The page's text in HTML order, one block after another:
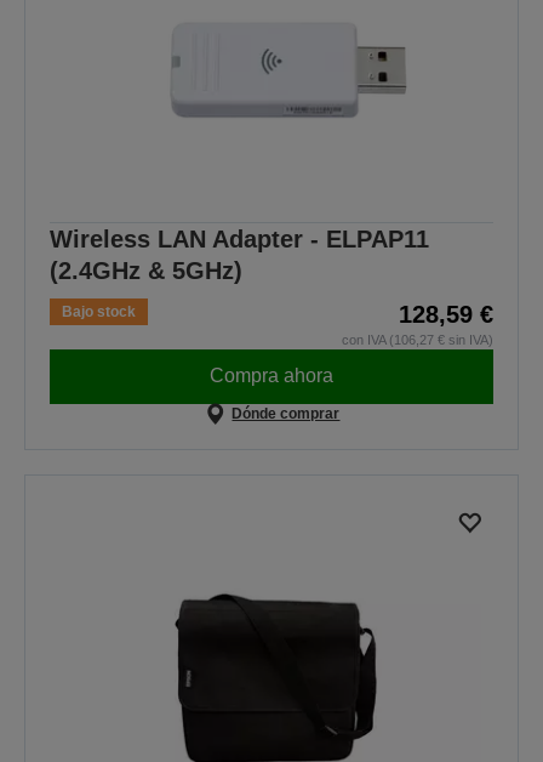
Wireless LAN Adapter - ELPAP11
(2.4GHz & 5GHz)
Bajo stock 128,59 €
con IVA (106,27 € sin IVA)
Compra ahora
Dónde comprar